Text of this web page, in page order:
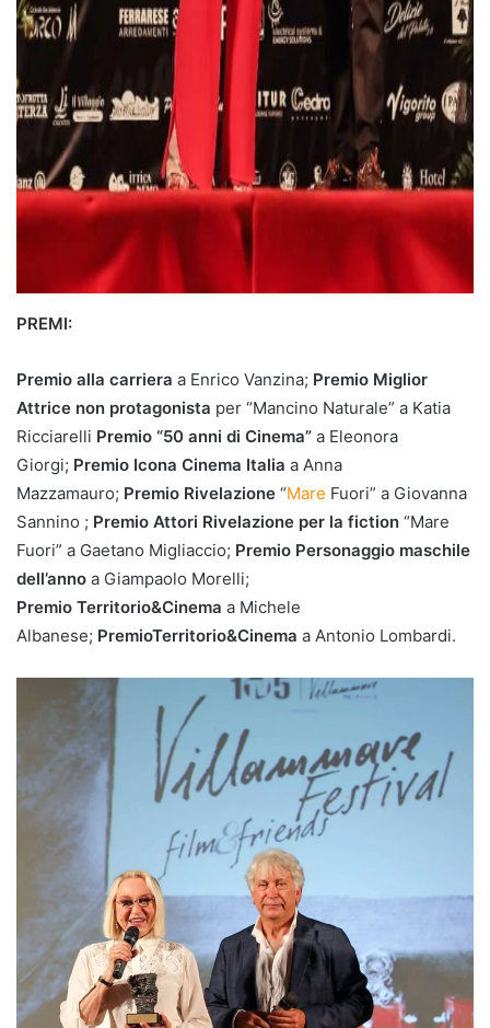
PREMI:
Premio alla carriera a Enrico Vanzina; Premio Miglior
Attrice non protagonista per “Mancino Naturale” a Katia
Ricciarelli Premio “50 anni di Cinema” a Eleonora
Giorgi; Premio Icona Cinema Italia a Anna
Mazzamauro; Premio Rivelazione “Mare Fuori” a Giovanna
Sannino ; Premio Attori Rivelazione per la fiction “Mare
Fuori” a Gaetano Migliaccio; Premio Personaggio maschile
dell’anno a Giampaolo Morelli;
Premio Territorio&Cinema a Michele
Albanese; PremioTerritorio&Cinema a Antonio Lombardi.